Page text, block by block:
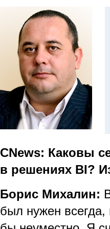
CNews: Каковы
в решениях BI?
Борис Михалин:
был нужен всегда,